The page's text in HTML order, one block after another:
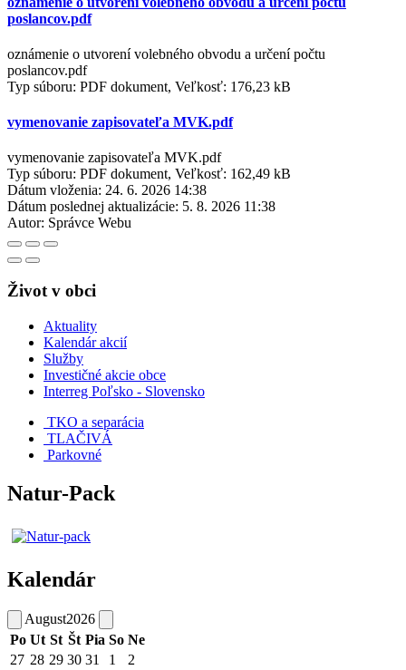
poslancov.pdf
oznámenie o utvorení volebného obvodu a určení počtu
poslancov.pdf
Typ súboru: PDF dokument, Veľkosť: 176,23 kB
vymenovanie zapisovateľa MVK.pdf
vymenovanie zapisovateľa MVK.pdf
Typ súboru: PDF dokument, Veľkosť: 162,49 kB
Dátum vloženia: 24. 6. 2026 14:38
Dátum poslednej aktualizácie: 5. 8. 2026 11:38
Autor: Správce Webu
Život v obci
Aktuality
Kalendár akcií
Služby
Investičné akcie obce
Interreg Poľsko - Slovensko
TKO a separácia
TLAČIVÁ
Parkovné
Natur-Pack
Kalendár
August2026
Po Ut St Št Pia So Ne
27 28 29 30 31 1
2